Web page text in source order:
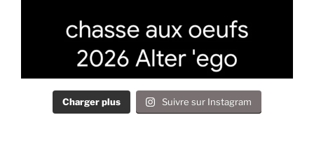
Charger plus Suivre sur Instagram